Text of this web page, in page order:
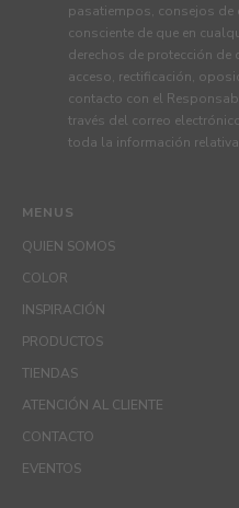
MENUS
QUIEN SOMOS
COLOR
INSPIRACIÓN
PRODUCTOS
TIENDAS
ATENCIÓN AL CLIENTE
CONTACTO
EVENTOS
pasatiempos, consejos de
consciente de que en
derechos de protección de
acceso, rectificación,
contacto con el
través del correo
toda la información